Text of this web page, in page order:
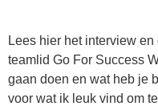
Lees hier het interview
teamlid Go For Success
gaan doen en wat heb je
voor wat ik leuk vind om